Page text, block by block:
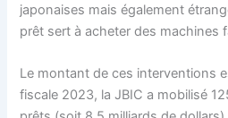
japonaises mais également
prêt sert à acheter des machines
Le montant de ces interventions
fiscale 2023, la JBIC a mobilisé